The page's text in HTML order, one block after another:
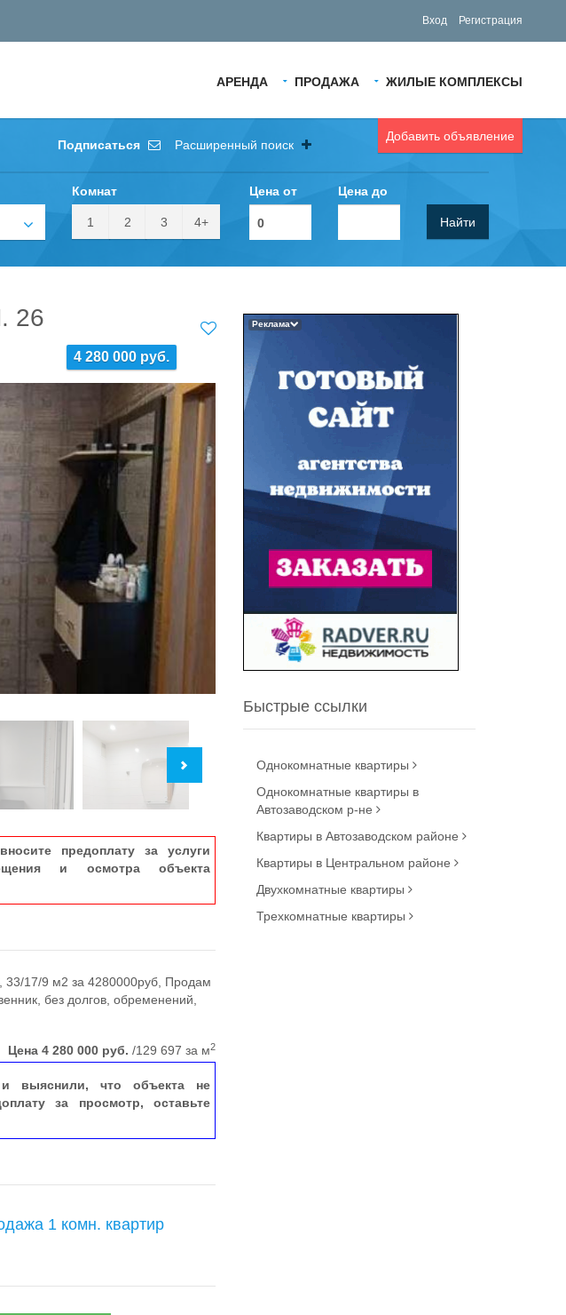
Вход Регистрация
АРЕНДА ПРОДАЖА ЖИЛЫЕ КОМПЛЕКСЫ
Добавить объявление
Подписаться Расширенный поиск
Комнат
1 2 3 4+
Цена от Цена до
Найти
26
4 280 000 руб.
предоплату за услуги
и осмотра объекта
17/9 м2 за 4280000руб, Продам
без долгов, обременений,
Цена4 280 000 руб. /129 697 за м2
выяснили, что объекта не
за просмотр, оставьте
1 комн. квартир
Реклама
Быстрые ссылки
Однокомнатные квартиры
Однокомнатные квартиры в
Автозаводском р-не
Квартиры в Автозаводском районе
Квартиры в Центральном районе
Двухкомнатные квартиры
Трехкомнатные квартиры